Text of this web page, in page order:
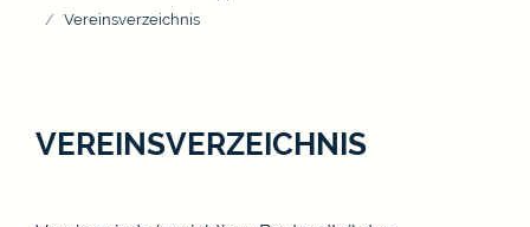
Vereinsverzeichnis
VEREINSVERZEICHNIS